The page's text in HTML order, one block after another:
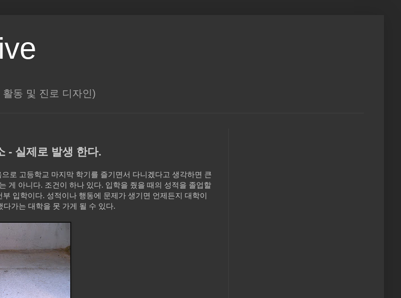
동 및 진로 디자인)
- 실제로 발생 한다.
로 고등학교 마지막 학기를 즐기면서 다니겠다고 생각하면 큰
게 아니다. 조건이 하나 있다. 입학을 줬을 때의 성적을 졸업할
입학이다. 성적이나 행동에 문제가 생기면 언제든지 대학이
가는 대학을 못 가게 될 수 있다.